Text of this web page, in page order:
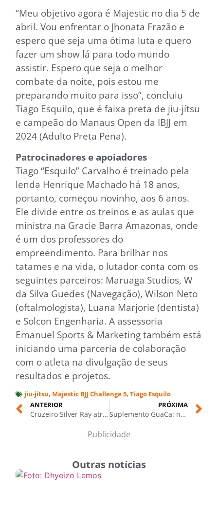
“Meu objetivo agora é Majestic no dia 5 de
abril. Vou enfrentar o Jhonata Frazão e
espero que seja uma ótima luta e quero
fazer um show lá para todo mundo
assistir. Espero que seja o melhor
combate da noite, pois estou me
preparando muito para isso”, concluiu
Tiago Esquilo, que é faixa preta de jiu-jítsu
e campeão do Manaus Open da IBJJ em
2024 (Adulto Preta Pena).
Patrocinadores e apoiadores
Tiago “Esquilo” Carvalho é treinado pela
lenda Henrique Machado há 18 anos,
portanto, começou novinho, aos 6 anos.
Ele divide entre os treinos e as aulas que
ministra na Gracie Barra Amazonas, onde
é um dos professores do
empreendimento. Para brilhar nos
tatames e na vida, o lutador conta com os
seguintes parceiros: Maruaga Studios, W
da Silva Guedes (Navegação), Wilson Neto
(oftalmologista), Luana Marjorie (dentista)
e Solcon Engenharia. A assessoria
Emanuel Sports & Marketing também está
iniciando uma parceria de colaboração
com o atleta na divulgação de seus
resultados e projetos.
jiu-jítsu, Majestic BJJ Challenge 5, Tiago Esquilo
ANTERIOR
Cruzeiro Silver Ray atraca em Manaus e traz mais de 1.100 turistas ao Amazonas
PRÓXIMA
Suplemento GuaCa: nova esperança no combate aos sintomas da Doença de Parkinson
Publicidade
Outras notícias